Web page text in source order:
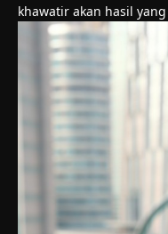
khawatir akan hasil